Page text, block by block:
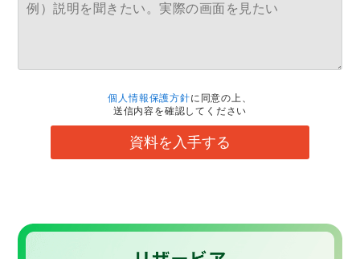
個人情報保護方針に同意の上、
送信内容を確認してください
資料を入手する